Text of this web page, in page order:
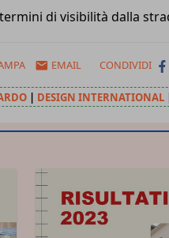
di visibilità dalla
EMAIL CONDIVIDI
| DESIGN INTERNATIONAL